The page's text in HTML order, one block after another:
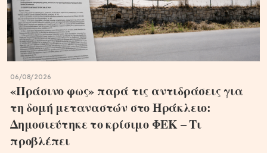
06/08/2026
«Πράσινο φως» παρά τις αντιδράσεις για
τη δομή μεταναστών στο Ηράκλειο:
Δημοσιεύτηκε το κρίσιμο ΦΕΚ – Τι
προβλέπει